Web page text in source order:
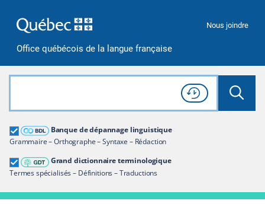
Office québécois de la langue française
Nous joindre
Rechercher dans tout le site
Lancer
Consulter l'
Historique
de recherche
Banque de dépannage linguistique
Grammaire – Orthographe – Syntaxe – Rédaction
Grand dictionnaire terminologique
Termes spécialisés – Définitions – Traductions
Grand dictionnaire terminologique
Restreindre aux termes